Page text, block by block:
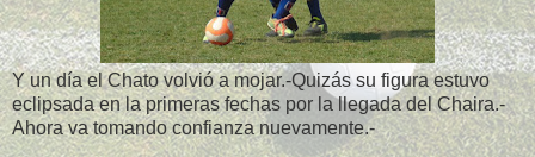
Y un día el Chato volvió a mojar.-Quizás su figura estuvo
eclipsada en la primeras fechas por la llegada del Chaira.-
Ahora va tomando confianza nuevamente.-